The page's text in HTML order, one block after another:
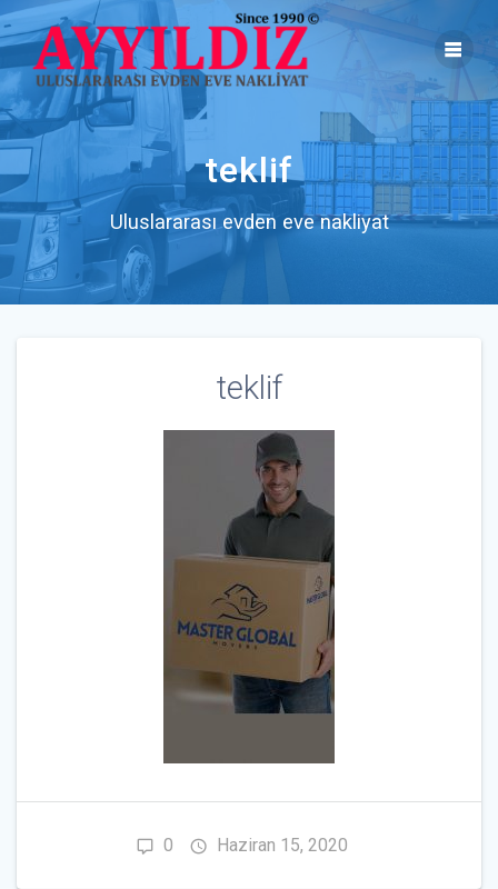
Skip
to
content
teklif
Uluslararası evden eve nakliyat
teklif
0 Haziran 15, 2020